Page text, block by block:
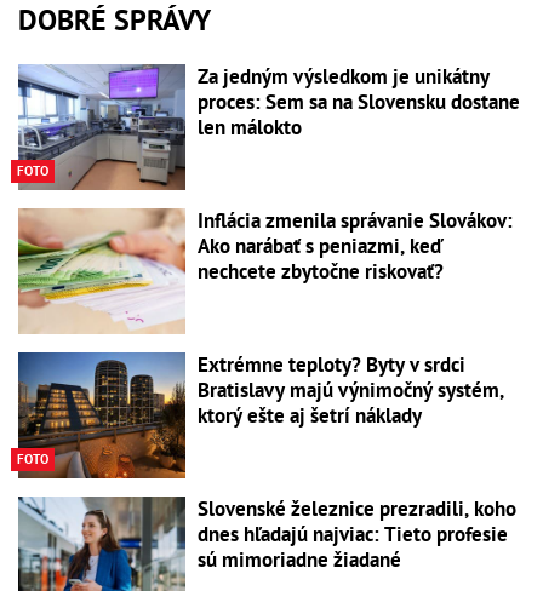
DOBRÉ SPRÁVY
FOTO
Za jedným výsledkom je unikátny
proces: Sem sa na Slovensku dostane
len málokto
Inflácia zmenila správanie Slovákov:
Ako narábať s peniazmi, keď
nechcete zbytočne riskovať?
FOTO
Extrémne teploty? Byty v srdci
Bratislavy majú výnimočný systém,
ktorý ešte aj šetrí náklady
Slovenské železnice prezradili, koho
dnes hľadajú najviac: Tieto profesie
sú mimoriadne žiadané